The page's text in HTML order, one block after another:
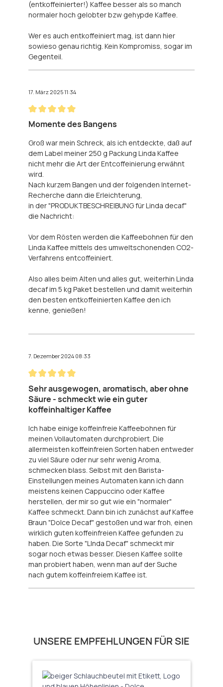
(entkoffeinierter!) Kaffee besser als so manch
normaler hoch gelobter bzw gehypde Kaffee.
Wer es auch entkoffeiniert mag, ist dann hier
sowieso genau richtig. Kein Kompromiss, sogar im
Gegenteil.
17. März 2025 11:34
Bewertung mit 5 von 5 Sternen
Momente des Bangens
Groß war mein Schreck, als ich entdeckte, daß auf
dem Label meiner 250 g Packung Linda Kaffee
nicht mehr die Art der Entcoffeinierung erwähnt
wird.
Nach kurzem Bangen und der folgenden Internet-
Recherche dann die Erleichterung,
in der "PRODUKTBESCHREIBUNG für Linda decaf"
die Nachricht:
Vor dem Rösten werden die Kaffeebohnen für den
Linda Kaffee mittels des umweltschonenden CO2-
Verfahrens entcoffeiniert.
Also alles beim Alten und alles gut, weiterhin Linda
decaf im 5 kg Paket bestellen und damit weiterhin
den besten entkoffeinierten Kaffee den ich
kenne, genießen!
7. Dezember 2024 08:33
Bewertung mit 5 von 5 Sternen
Sehr ausgewogen, aromatisch, aber ohne
Säure - schmeckt wie ein guter
koffeinhaltiger Kaffee
Ich habe einige koffeinfreie Kaffeebohnen für
meinen Vollautomaten durchprobiert. Die
allermeisten koffeinfreien Sorten haben entweder
zu viel Säure oder nur sehr wenig Aroma,
schmecken blass. Selbst mit den Barista-
Einstellungen meines Automaten kann ich dann
meistens keinen Cappuccino oder Kaffee
herstellen, der mir so gut wie ein "normaler"
Kaffee schmeckt. Dann bin ich zunächst auf Kaffee
Braun "Dolce Decaf" gestoßen und war froh, einen
wirklich guten koffeinfreien Kaffee gefunden zu
haben. Die Sorte "LInda Decaf" schmeckt mir
sogar noch etwas besser. Diesen Kaffee sollte
man probiert haben, wenn man auf der Suche
nach gutem koffeinfreiem Kaffee ist.
Produktgalerie überspringen
UNSERE EMPFEHLUNGEN FÜR SIE